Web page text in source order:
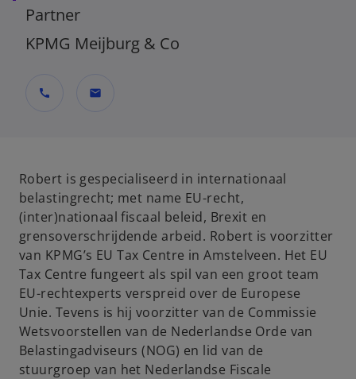
Partner
KPMG Meijburg & Co
call mail
Robert is gespecialiseerd in internationaal
belastingrecht; met name EU-recht,
(inter)nationaal fiscaal beleid, Brexit en
grensoverschrijdende arbeid. Robert is voorzitter
van KPMG’s EU Tax Centre in Amstelveen. Het EU
Tax Centre fungeert als spil van een groot team
EU-rechtexperts verspreid over de Europese
Unie. Tevens is hij voorzitter van de Commissie
Wetsvoorstellen van de Nederlandse Orde van
Belastingadviseurs (NOG) en lid van de
stuurgroep van het Nederlandse Fiscale